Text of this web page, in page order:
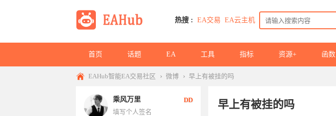
热搜 : EA交易 EA云主机
首页 话题 EA 工具 指标 资源+ 函数
EAHub智能EA交易社区 › 微博 › 早上有被挂的吗
早上有被挂的吗
乘风万里
DD
填写个人签名